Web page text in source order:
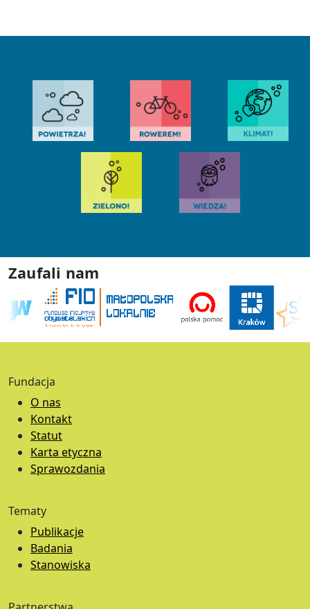
Zaufali nam
Fundacja
O nas
Kontakt
Statut
Karta etyczna
Sprawozdania
Tematy
Publikacje
Badania
Stanowiska